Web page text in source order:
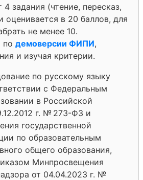
задания (чтение, пересказ,
оценивается в 20 баллов, для
не менее 10.
по демоверсии ФИПИ,
и изучая критерии.
по русскому языку
с Федеральным
в Российской
г. № 273-ФЗ и
государственной
по образовательным
общего образования,
Минпросвещения
от 04.04.2023 г. №